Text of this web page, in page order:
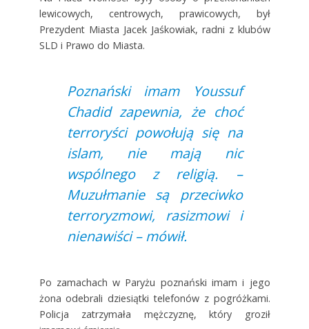
lewicowych, centrowych, prawicowych, był
Prezydent Miasta Jacek Jaśkowiak, radni z klubów
SLD i Prawo do Miasta.
Poznański imam Youssuf
Chadid zapewnia, że choć
terroryści powołują się na
islam, nie mają nic
wspólnego z religią. –
Muzułmanie są przeciwko
terroryzmowi, rasizmowi i
nienawiści – mówił.
Po zamachach w Paryżu poznański imam i jego
żona odebrali dziesiątki telefonów z pogróżkami.
Policja zatrzymała mężczyznę, który groził